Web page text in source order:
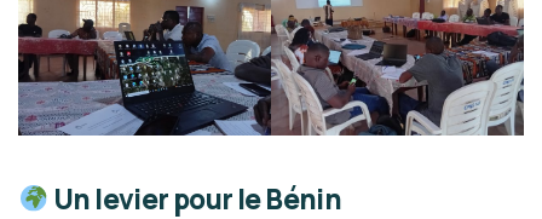
Un levier pour le Bénin